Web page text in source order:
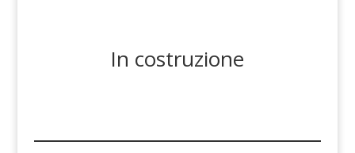
In costruzione